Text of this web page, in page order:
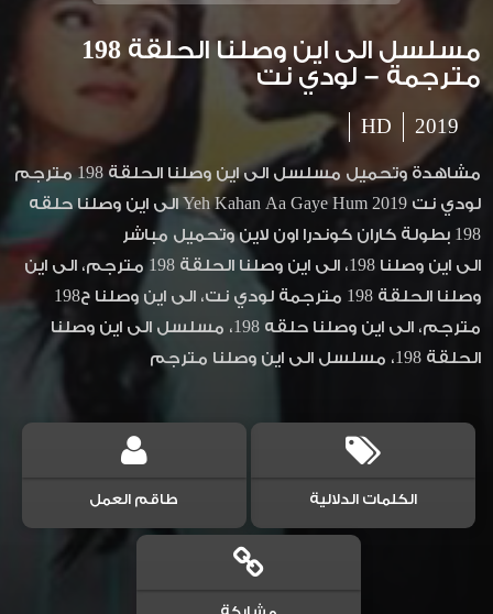
مسلسل الى اين وصلنا الحلقة 198
مترجمة – لودي نت
2019
HD
مشاهدة وتحميل مسلسل الى اين وصلنا الحلقة 198 مترجم
لودي نت Yeh Kahan Aa Gaye Hum 2019 الى اين وصلنا حلقه
198 بطولة كاران كوندرا اون لاين وتحميل مباشر
الى اين وصلنا 198، الى اين وصلنا الحلقة 198 مترجم، الى اين
وصلنا الحلقة 198 مترجمة لودي نت، الى اين وصلنا ح198
مترجم، الى اين وصلنا حلقه 198، مسلسل الى اين وصلنا
الحلقة 198، مسلسل الى اين وصلنا مترجم
الكلمات الدلالية طاقم العمل